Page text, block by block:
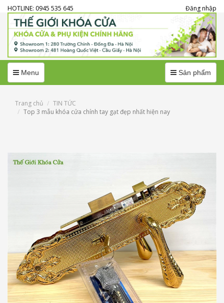
HOTLINE: 0945 535 645 Đăng nhập
MenuMenu MenuSản phẩm
Trang chủ
TIN TỨC
Top 3 mẫu khóa cửa chính tay gạt đẹp nhất hiện nay